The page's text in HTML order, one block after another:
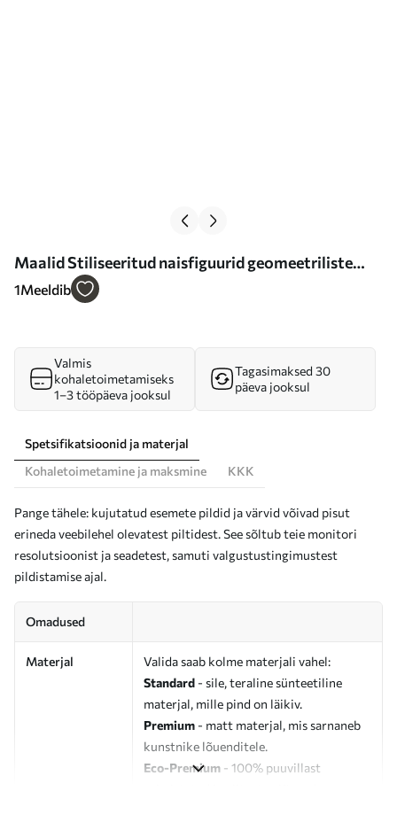
Maalid Stiliseeritud naisfiguurid geomeetriliste
elementidega abstraktsel vertikaalsete joonte ja
1Meeldib
Valmis
kohaletoimetamiseks
1–3 tööpäeva jooksul
Tagasimaksed 30
päeva jooksul
Spetsifikatsioonid ja materjal
Kohaletoimetamine ja maksmine
KKK
Pange tähele: kujutatud esemete pildid ja värvid võivad pisut
erineda veebilehel olevatest piltidest. See sõltub teie monitori
resolutsioonist ja seadetest, samuti valgustustingimustest
pildistamise ajal.
Omadused
Materjal
Valida saab kolme materjali vahel:
Standard - sile, teraline sünteetiline
materjal, mille pind on läikiv.
Premium - matt materjal, mis sarnaneb
kunstnike lõuenditele.
Eco-Premium - 100% puuvillast